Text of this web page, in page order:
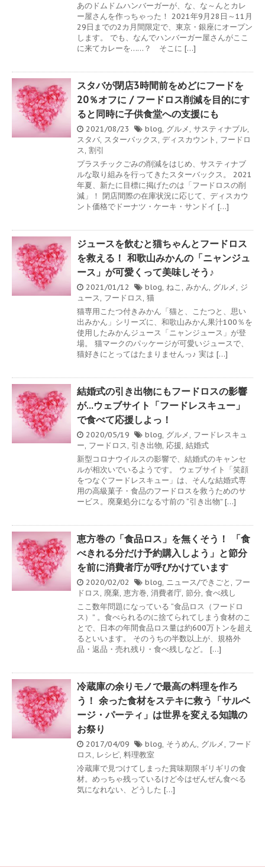
あのドムドムハンバーガーが、な、な～んとカレ
ー屋さんを作っちゃった！ 2021年9月28日～11月
29日までの2カ月間限定で、東京・銀座にオープン
します。 でも、なんでハンバーガー屋さんがここ
に来てカレーを……？ そこに […]
スタバが閉店3時間前をめどにフードを
20％オフに / フードロス削減を目的にす
ると同時に子供食堂への支援にも
2021/08/23 blog, グルメ, サスティナブル,
スタバ, スターバックス, ディスカウント , フードロ
ス, 割引
プラスチックごみの削減をはじめ、サスティナブ
ルな取り組みを行ってきたスターバックス。 2021
年夏、新たに目標に掲げたのは「フードロスの削
減」！ 閉店間際の在庫状況に応じて、ディスカウ
ント価格でドーナツ・ケーキ・サンドイ […]
ジュースを飲むと猫ちゃんとフードロス
を救える！ 和歌山みかんの「ニャンジュ
ース」が可愛くって美味しそう♪
2021/01/12 blog, ねこ , みかん, グルメ, ジ
ュース, フードロス, 猫
猫専用こたつ付きみかん「猫と、こたつと、思い
出みかん」シリーズに、和歌山みかん果汁100％を
使用したみかんジュース「ニャンジュース」が登
場。 猫マークのパッケージが可愛いジュースで、
猫好きにとってはたまりませんっ♪ 実は […]
結婚式の引き出物にもフードロスの影響
が…ウェブサイト「フードレスキュー」
で食べて応援しよっ！
2020/05/19 blog, グルメ, フードレスキュ
ー, フードロス, 引き出物, 応援, 結婚式
新型コロナウイルスの影響で、結婚式のキャンセ
ルが相次いでいるようです。 ウェブサイト「笑顔
をつなぐフードレスキュー」は、そんな結婚式専
用の高級菓子・食品のフードロスを救うためのサ
ービス。廃棄処分になる寸前の “引き出物” […]
恵方巻の「食品ロス」を無くそう！ 「食
べきれる分だけ予約購入しよう」と節分
を前に消費者庁が呼びかけています
2020/02/02 blog, ニュース/できごと , フー
ドロス, 廃棄, 恵方巻, 消費者庁, 節分, 食べ残し
ここ数年問題になっている “食品ロス（フードロ
ス）” 。食べられるのに捨てられてしまう食材のこ
とで、日本の年間食品ロス量は約600万トンを超え
るといいます。 そのうちの半数以上が、規格外
品・返品・売れ残り・食べ残しなど。 […]
冷蔵庫の余りモノで最高の料理を作ろ
う！ 余った食材をステキに救う「サルベ
ージ・パーティ」は世界を変える知識の
お祭り
2017/04/09 blog, そうめん, グルメ, フード
ロス, レシピ, 料理教室
冷蔵庫で見つけてしまった賞味期限ギリギリの食
材。めっちゃ残っているけど今はぜんぜん食べる
気になれない、どうした […]